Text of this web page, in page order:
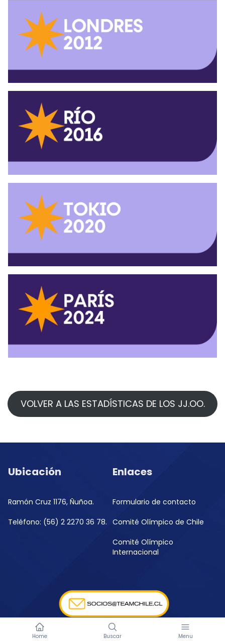
Home Buscar Menu
VOLVER A LAS ESTADÍSTICAS DE LOS JJ.OO.
Ubicación
Ramón Cruz 1176, Ñuñoa.
Teléfono: (56) 2 2270 36 78.
Enlaces
Formulario de contacto
Comité Olímpico de Chile
Comité Olímpico
Internacional